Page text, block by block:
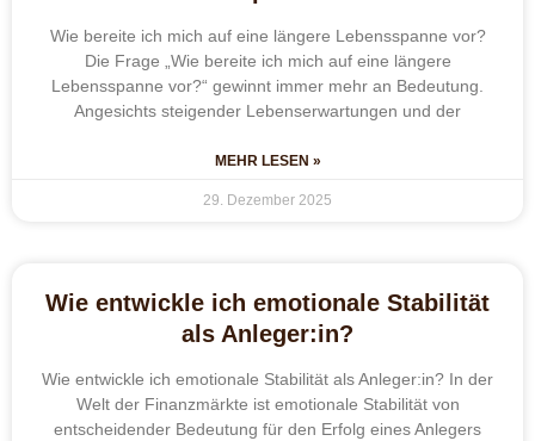
Wie bereite ich mich auf eine längere Lebensspanne vor?
Die Frage „Wie bereite ich mich auf eine längere
Lebensspanne vor?“ gewinnt immer mehr an Bedeutung.
Angesichts steigender Lebenserwartungen und der
MEHR LESEN »
29. Dezember 2025
Wie entwickle ich emotionale Stabilität
als Anleger:in?
Wie entwickle ich emotionale Stabilität als Anleger:in? In der
Welt der Finanzmärkte ist emotionale Stabilität von
entscheidender Bedeutung für den Erfolg eines Anlegers